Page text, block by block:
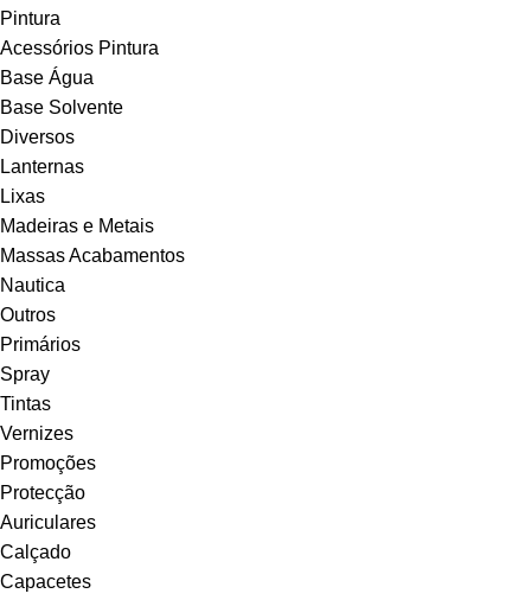
Pintura
Acessórios Pintura
Base Água
Base Solvente
Diversos
Lanternas
Lixas
Madeiras e Metais
Massas Acabamentos
Nautica
Outros
Primários
Spray
Tintas
Vernizes
Promoções
Protecção
Auriculares
Calçado
Capacetes